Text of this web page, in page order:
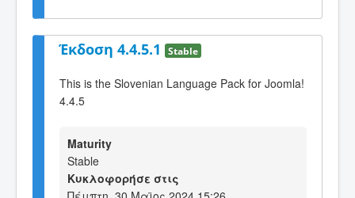
Έκδοση 4.4.5.1 Stable
This is the Slovenian Language Pack for Joomla!
4.4.5
Maturity
Stable
Κυκλοφορήσε στις